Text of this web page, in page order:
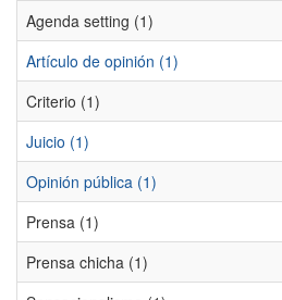
Agenda setting (1)
Artículo de opinión (1)
Criterio (1)
Juicio (1)
Opinión pública (1)
Prensa (1)
Prensa chicha (1)